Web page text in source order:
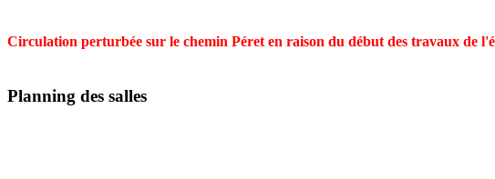
Circulation perturbée sur le chemin Péret en raison du début des travaux de
Planning des salles